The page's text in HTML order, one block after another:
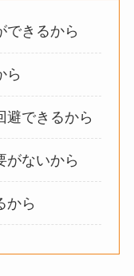
かった？
ポットはいる
い？やめた人
用品やおすす
用者に聞いて
ッドシーツは
いしダサい？
できるから
ら
避できるから
がないから
から